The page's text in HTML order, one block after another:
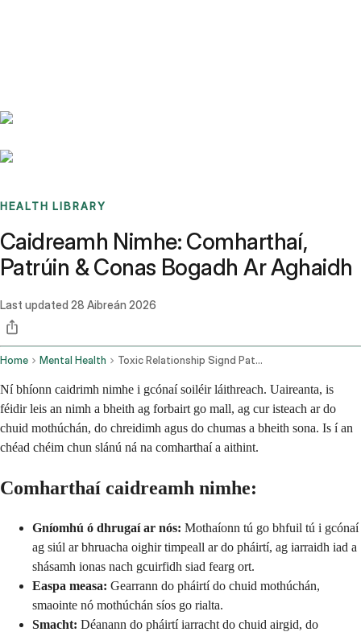
HEALTH LIBRARY
Caidreamh Nimhe: Comharthaí,
Patrúin & Conas Bogadh Ar Aghaidh
Last updated 28 Aibreán 2026
Home Mental Health Toxic Relationship Signd Patterns
Ní bhíonn caidrimh nimhe i gcónaí soiléir láithreach. Uaireanta, is
féidir leis an nimh a bheith ag forbairt go mall, ag cur isteach ar do
chuid mothúchán, do chreidimh agus do chumas a bheith sona. Is í an
chéad chéim chun slánú ná na comharthaí a aithint.
Comharthaí caidreamh nimhe:
Gníomhú ó dhrugaí ar nós: Mothaíonn tú go bhfuil tú i gcónaí
ag siúl ar bhruacha oighir timpeall ar do pháirtí, ag iarraidh iad a
shásamh ionas nach gcuirfidh siad fearg ort.
Easpa measa: Gearrann do pháirtí do chuid mothúchán,
smaointe nó mothúchán síos go rialta.
Smacht: Déanann do pháirtí iarracht do chuid airgid, do